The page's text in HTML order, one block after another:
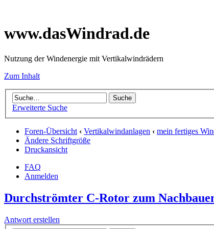
www.dasWindrad.de
Nutzung der Windenergie mit Vertikalwindrädern
Zum Inhalt
Erweiterte Suche
Foren-Übersicht ‹ Vertikalwindanlagen ‹ mein fertiges
Ändere Schriftgröße
Druckansicht
FAQ
Anmelden
Durchströmter C-Rotor zum
Antwort erstellen